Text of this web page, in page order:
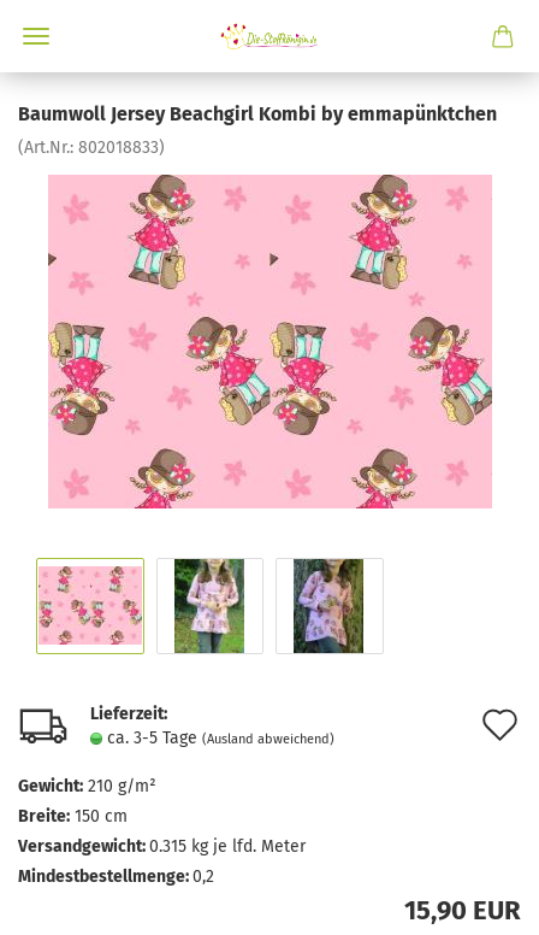
Baumwoll Jersey Beachgirl Kombi by emmapünktchen
(Art.Nr.: 802018833)
Lieferzeit:
ca. 3-5 Tage (Ausland abweichend)
Gewicht: 210 g/m²
Breite: 150 cm
Versandgewicht:0.315 kg je lfd. Meter
Mindestbestellmenge:0,2
15,90 EUR